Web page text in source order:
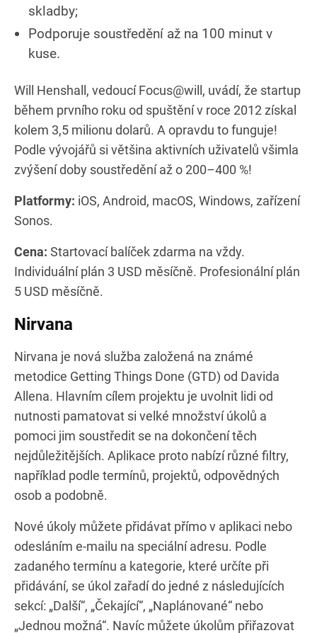
skladby;
Podporuje soustředění až na 100 minut v
kuse.
Will Henshall, vedoucí Focus@will, uvádí, že startup
během prvního roku od spuštění v roce 2012 získal
kolem 3,5 milionu dolarů. A opravdu to funguje!
Podle vývojářů si většina aktivních uživatelů všimla
zvýšení doby soustředění až o 200–400 %!
Platformy: iOS, Android, macOS, Windows, zařízení
Sonos.
Cena: Startovací balíček zdarma na vždy.
Individuální plán 3 USD měsíčně. Profesionální plán
5 USD měsíčně.
Nirvana
Nirvana je nová služba založená na známé
metodice Getting Things Done (GTD) od Davida
Allena. Hlavním cílem projektu je uvolnit lidi od
nutnosti pamatovat si velké množství úkolů a
pomoci jim soustředit se na dokončení těch
nejdůležitějších. Aplikace proto nabízí různé filtry,
například podle termínů, projektů, odpovědných
osob a podobně.
Nové úkoly můžete přidávat přímo v aplikaci nebo
odesláním e-mailu na speciální adresu. Podle
zadaného termínu a kategorie, které určíte při
přidávání, se úkol zařadí do jedné z následujících
sekcí: „Další“, „Čekající“, „Naplánované“ nebo
„Jednou možná“. Navíc můžete úkolům přiřazovat